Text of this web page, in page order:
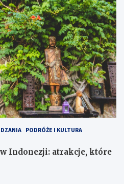
PODRÓŻE I KULTURA
Indonezji: atrakcje, które